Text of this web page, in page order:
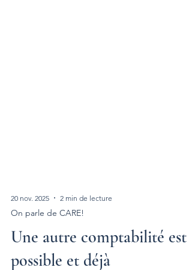
20 nov. 2025 2 min de lecture
On parle de CARE!
Une autre comptabilité est